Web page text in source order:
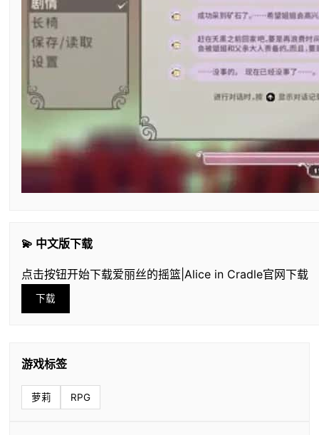
💫 中文版下载
点击按钮开始下载爱丽丝的摇篮|Alice in Cradle官网下载
下载
游戏标签
萝莉 RPG